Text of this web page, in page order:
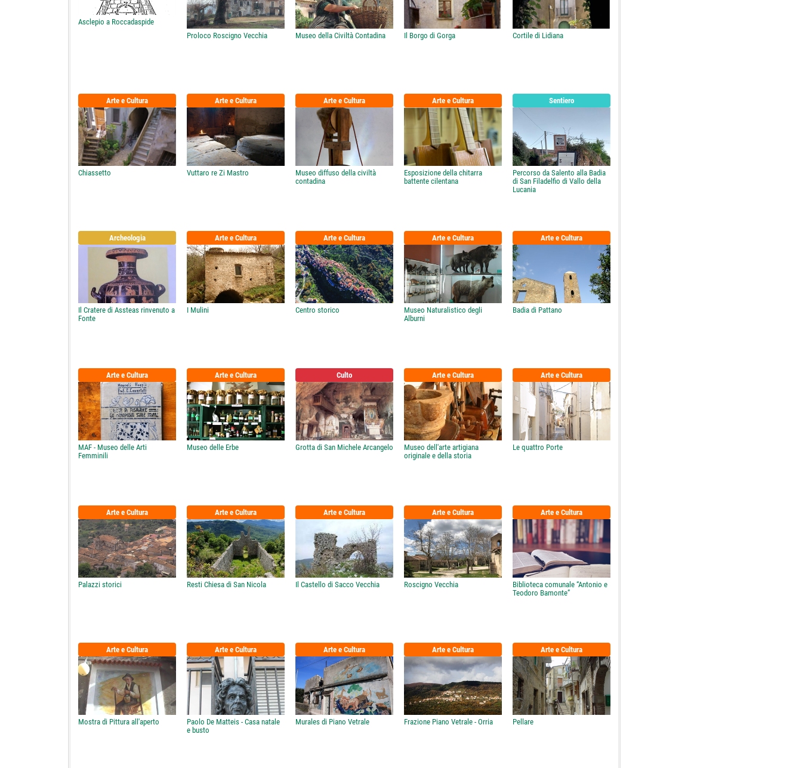
Asclepio a Roccadaspide
Proloco Roscigno Vecchia Museo della Civiltà Contadina Il Borgo di Gorga Cortile di Lidiana
Arte e Cultura
Chiassetto
Arte e Cultura
Vuttaro re Zi Mastro
Arte e Cultura
Museo diffuso della civiltà
contadina
Arte e Cultura
Esposizione della chitarra
battente cilentana
Sentiero
Percorso da Salento alla Badia
di San Filadelfio di Vallo della
Lucania
Archeologia
Il Cratere di Assteas rinvenuto a
Fonte
Arte e Cultura
I Mulini
Arte e Cultura
Centro storico
Arte e Cultura
Museo Naturalistico degli
Alburni
Arte e Cultura
Badia di Pattano
Arte e Cultura
MAF - Museo delle Arti
Femminili
Arte e Cultura
Museo delle Erbe
Culto
Grotta di San Michele Arcangelo
Arte e Cultura
Museo dell'arte artigiana
originale e della storia
Arte e Cultura
Le quattro Porte
Arte e Cultura
Palazzi storici
Arte e Cultura
Resti Chiesa di San Nicola
Arte e Cultura
Il Castello di Sacco Vecchia
Arte e Cultura
Roscigno Vecchia
Arte e Cultura
Biblioteca comunale “Antonio e
Teodoro Bamonte”
Arte e Cultura
Mostra di Pittura all'aperto
Arte e Cultura
Paolo De Matteis - Casa natale
e busto
Arte e Cultura
Murales di Piano Vetrale
Arte e Cultura
Frazione Piano Vetrale - Orria
Arte e Cultura
Pellare